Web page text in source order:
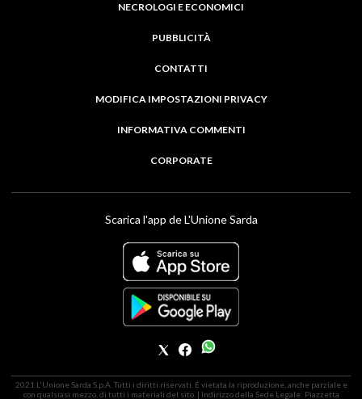
NECROLOGI E ECONOMICI
PUBBLICITÀ
CONTATTI
MODIFICA IMPOSTAZIONI PRIVACY
INFORMATIVA COMMENTI
CORPORATE
Scarica l'app de L'Unione Sarda
2021 L'Unione Sarda S.p.A. Tutti i diritti riservati. É vietata la riproduzione, anche parziale e
con qualsiasi mezzo, di tutti i materiali del sito. | Indirizzo della Sede Legale: Piazzetta